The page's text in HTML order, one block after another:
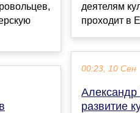
деятелям
проходит в
00:23, 10 Сен
Александр
развитие